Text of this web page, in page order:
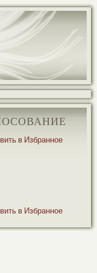
в Избранное
в Избранное